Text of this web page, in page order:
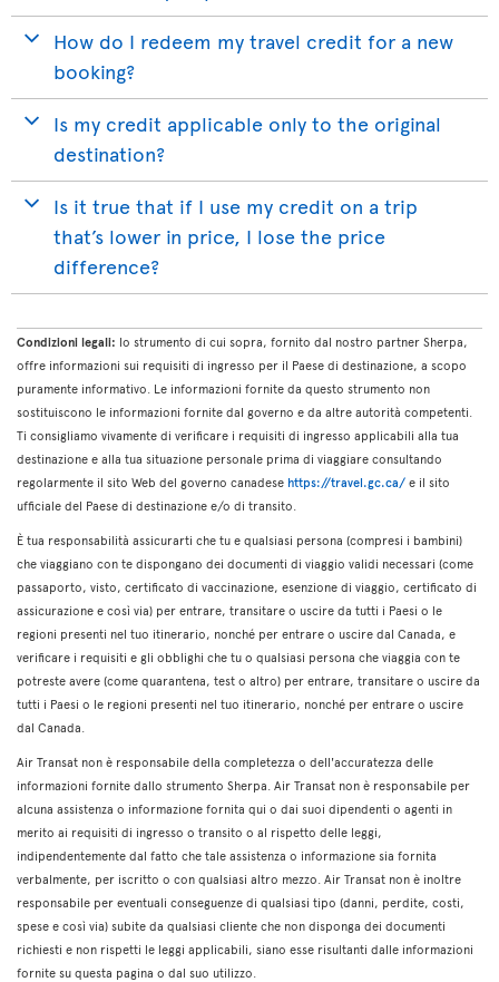
How do I redeem my travel credit for a new
booking?
Is my credit applicable only to the original
destination?
Is it true that if I use my credit on a trip
that’s lower in price, I lose the price
difference?
Condizioni legali: lo strumento di cui sopra, fornito dal nostro partner Sherpa,
offre informazioni sui requisiti di ingresso per il Paese di destinazione, a scopo
puramente informativo. Le informazioni fornite da questo strumento non
sostituiscono le informazioni fornite dal governo e da altre autorità competenti.
Ti consigliamo vivamente di verificare i requisiti di ingresso applicabili alla tua
destinazione e alla tua situazione personale prima di viaggiare consultando
regolarmente il sito Web del governo canadese https://travel.gc.ca/ e il sito
ufficiale del Paese di destinazione e/o di transito.
È tua responsabilità assicurarti che tu e qualsiasi persona (compresi i bambini)
che viaggiano con te dispongano dei documenti di viaggio validi necessari (come
passaporto, visto, certificato di vaccinazione, esenzione di viaggio, certificato di
assicurazione e così via) per entrare, transitare o uscire da tutti i Paesi o le
regioni presenti nel tuo itinerario, nonché per entrare o uscire dal Canada, e
verificare i requisiti e gli obblighi che tu o qualsiasi persona che viaggia con te
potreste avere (come quarantena, test o altro) per entrare, transitare o uscire da
tutti i Paesi o le regioni presenti nel tuo itinerario, nonché per entrare o uscire
dal Canada.
Air Transat non è responsabile della completezza o dell'accuratezza delle
informazioni fornite dallo strumento Sherpa. Air Transat non è responsabile per
alcuna assistenza o informazione fornita qui o dai suoi dipendenti o agenti in
merito ai requisiti di ingresso o transito o al rispetto delle leggi,
indipendentemente dal fatto che tale assistenza o informazione sia fornita
verbalmente, per iscritto o con qualsiasi altro mezzo. Air Transat non è inoltre
responsabile per eventuali conseguenze di qualsiasi tipo (danni, perdite, costi,
spese e così via) subite da qualsiasi cliente che non disponga dei documenti
richiesti e non rispetti le leggi applicabili, siano esse risultanti dalle informazioni
fornite su questa pagina o dal suo utilizzo.